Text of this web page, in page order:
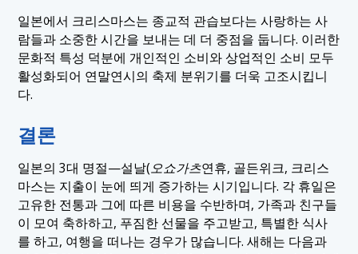
일본에서 크리스마스는 종교적 관습보다는 사랑하는 사
람들과 소중한 시간을 보내는 데 더 중점을 둡니다. 이러한
문화적 특성 덕분에 개인적인 소비와 상업적인 소비 모두
활성화되어 연말연시의 축제 분위기를 더욱 고조시킵니
다.
결론
일본의 3대 명절—설날(오쇼가츠연휴, 골든위크, 크리스
마스는 지출이 눈에 띄게 증가하는 시기입니다. 각 휴일은
고유한 전통과 그에 따른 비용을 수반하며, 가족과 친구들
이 모여 축하하고, 푸짐한 선물을 주고받고, 특별한 식사
를 하고, 여행을 떠나는 경우가 많습니다. 새해는 다음과